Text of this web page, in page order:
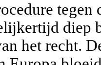
tegen
diep
het recht.